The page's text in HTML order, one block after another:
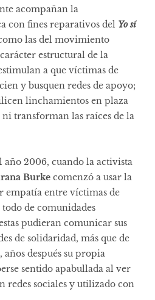
acompañan la
con fines reparativos del Yo sí
las del movimiento
estructural de la
a que víctimas de
y busquen redes de apoyo;
linchamientos en plaza
transforman las raíces de la
año 2006, cuando la activista
Burke comenzó a usar la
empatía entre víctimas de
de comunidades
pudieran comunicar sus
de solidaridad, más que de
después su propia
sentido apabullada al ver
redes sociales y utilizado con